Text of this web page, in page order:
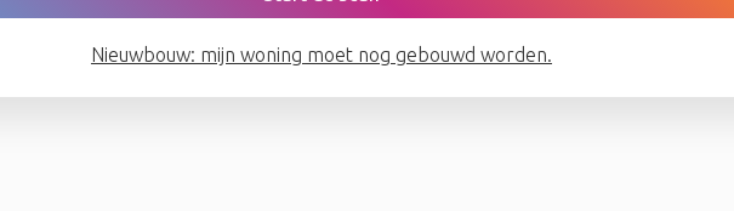
Nieuwbouw: mijn woning moet nog gebouwd worden.